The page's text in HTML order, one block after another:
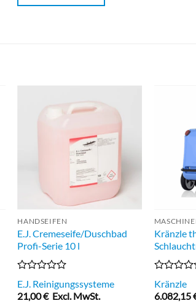
HANDSEIFEN
E.J. Cremeseife/Duschbad
Profi-Serie 10 l
Bewertet
mit
0
E.J. Reinigungssysteme
21,00€ Excl. MwSt.
Kränzle
Bewertet
mit
0
Kränzle
6.082,15